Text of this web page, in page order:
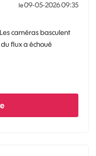
le‎09-05-202609:35
caméras basculent
flux a échoué